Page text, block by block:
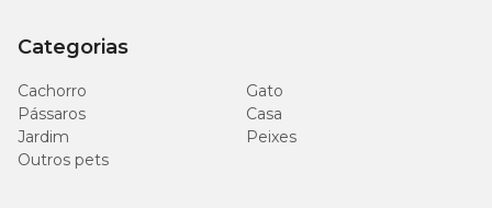
Categorias
Cachorro
Gato
Pássaros
Casa
Jardim
Peixes
Outros pets